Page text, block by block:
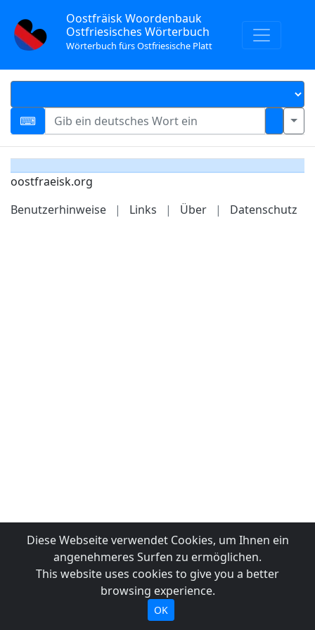
Oostfräisk Woordenbauk
Ostfriesisches Wörterbuch
Wörterbuch fürs Ostfriesische Platt
oostfraeisk.org
Benutzerhinweise
| Links | Über | Datenschutz
Diese Webseite verwendet Cookies, um Ihnen ein
angenehmeres Surfen zu ermöglichen.
This website uses cookies to give you a better
browsing experience.
OK